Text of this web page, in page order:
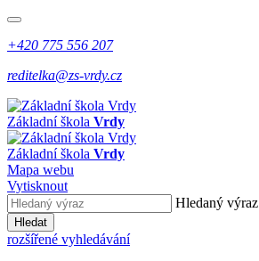
+420 775 556 207
reditelka@zs-vrdy.cz
Základní škola Vrdy
Základní škola Vrdy
Mapa webu
Vytisknout
Hledaný výraz
Hledat
rozšířené vyhledávání